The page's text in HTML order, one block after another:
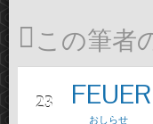
この筆者
23
おしらせ